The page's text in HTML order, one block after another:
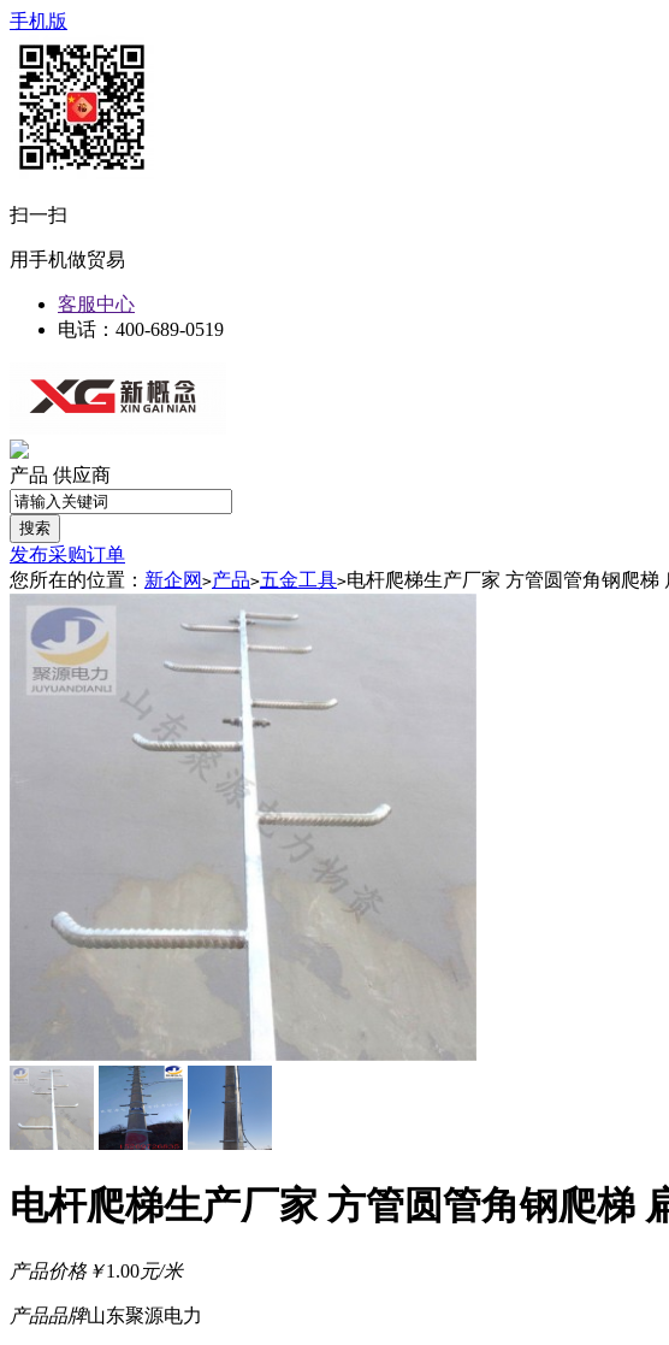
手机版
扫一扫
用手机做贸易
客服中心
电话：400-689-0519
产品 供应商
搜索
发布采购订单
您所在的位置： 新企网 >产品>五金工具>电杆爬梯生产厂家 方管圆管角钢爬梯
电杆爬梯生产厂家 方管圆管角钢爬梯
产品价格￥1.00元/米
产品品牌山东聚源电力